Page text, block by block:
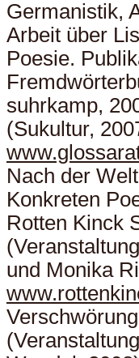
Germanistik,
Arbeit über
Poesie.
suhrkamp,
(Sukultur,
Nach der
Konkreten
Rotten Kinck
und Monika